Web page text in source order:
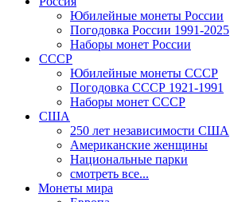
Юбилейные монеты России
Погодовка России 1991-2025
Наборы монет России
СССР
Юбилейные монеты СССР
Погодовка СССР 1921-1991
Наборы монет СССР
США
250 лет независимости США
Американские женщины
Национальные парки
смотреть все...
Монеты мира